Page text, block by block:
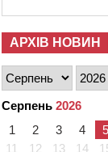
АРХІВ НОВИН
Серпень 2026
1
2 3 4 5
11
12 13 14